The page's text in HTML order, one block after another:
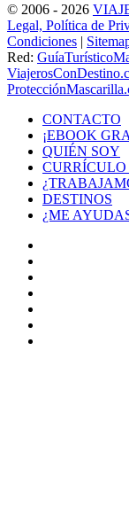
© 2006 - 2026
Legal, Política de
Condiciones |
Red:
CONTACTO
¡EBOOK
QUIÉN SOY
DESTINOS
¿ME